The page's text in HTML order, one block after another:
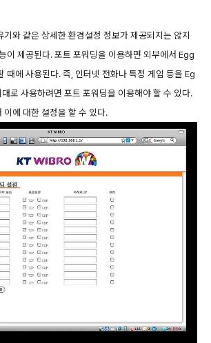
와 같은 상세한 환경설정 정보가 제공되지는 않지
이 제공된다. 포트 포워딩을 이용하면 외부에서 Egg
때에 사용된다. 즉, 인터넷 전화나 특정 게임 등을 Eg
로 사용하려면 포트 포워딩을 이용해야 할 수 있다.
에 대한 설정을 할 수 있다.